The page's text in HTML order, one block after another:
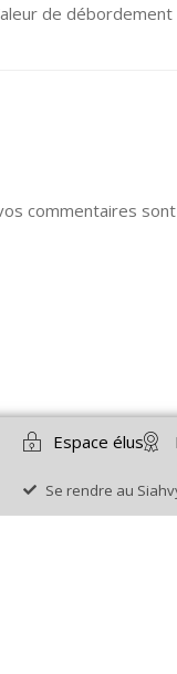
de débordement
commentaires sont
Espace élus
Se rendre au